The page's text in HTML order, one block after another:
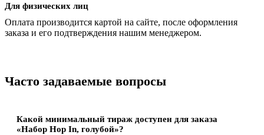
Для физических лиц
Оплата производится картой на сайте, после оформления
заказа и его подтверждения нашим менеджером.
Часто задаваемые вопросы
Какой минимальный тираж доступен для заказа
«Набор Hop In, голубой»?